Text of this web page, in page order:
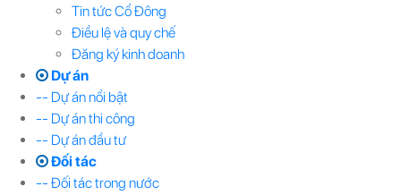
Tin tức Cổ Đông
Điều lệ và quy chế
Đăng ký kinh doanh
Dự án
-- Dự án nổi bật
-- Dự án thi công
-- Dự án đầu tư
Đối tác
-- Đối tác trong nước